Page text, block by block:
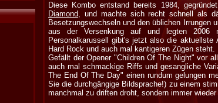
Diese Kombo entstand bereits 1984,
Diamond, und machte sich recht schnell als
Besetzungswechseln und den üblichen Irrungen
aus der Versenkung auf und legten
Personalkarussell gibt's jetzt also die
Hard Rock und auch mal kantigeren Zügen steht.
Gefällt der Opener "Children Of The Night" vor
auch mal schmackige Riffs und gesangliche
The End Of The Day" einen rundum gelungen
Sie die durchgängige Bildsprache!) zu einem
manchmal zu driften droht, sondern immer